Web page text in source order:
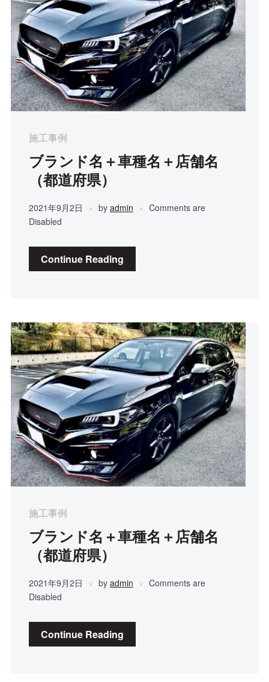
施工事例
ブランド名＋車種名＋店舗名
（都道府県）
2021年9月2日 by admin
Comments are
Disabled
Continue Reading
施工事例
ブランド名＋車種名＋店舗名
（都道府県）
2021年9月2日 by admin
Comments are
Disabled
Continue Reading